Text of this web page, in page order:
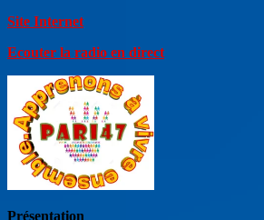
Site Internet
Ecouter la radio en direct
Présentation